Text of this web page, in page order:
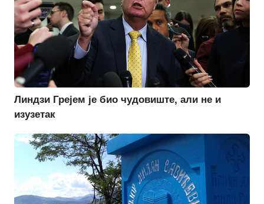
Линдзи Грејем је био чудовиште, али не и
изузетак